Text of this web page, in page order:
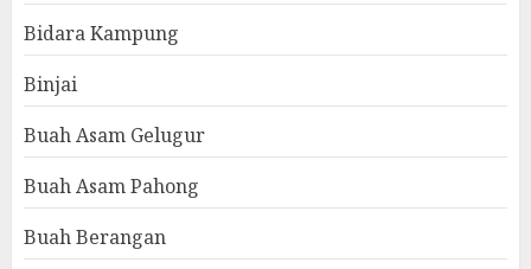
Bidara Kampung
Binjai
Buah Asam Gelugur
Buah Asam Pahong
Buah Berangan